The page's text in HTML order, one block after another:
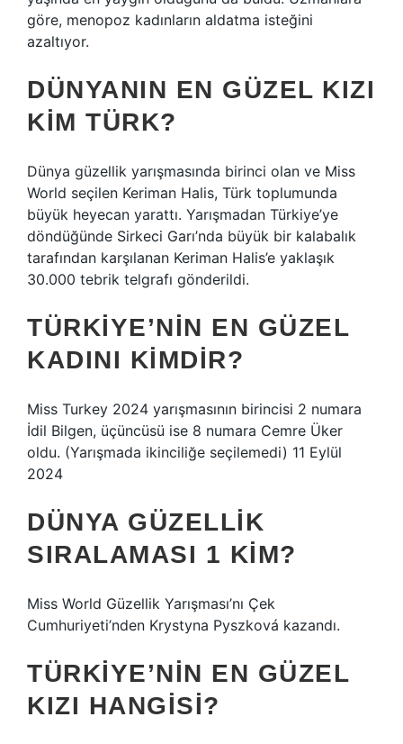
göre, menopoz kadınların aldatma isteğini
azaltıyor.
DÜNYANIN EN GÜZEL KIZI
KIM TÜRK?
Dünya güzellik yarışmasında birinci olan ve Miss
World seçilen Keriman Halis, Türk toplumunda
büyük heyecan yarattı. Yarışmadan Türkiye’ye
döndüğünde Sirkeci Garı’nda büyük bir kalabalık
tarafından karşılanan Keriman Halis’e yaklaşık
30.000 tebrik telgrafı gönderildi.
TÜRKIYE’NIN EN GÜZEL
KADINI KIMDIR?
Miss Turkey 2024 yarışmasının birincisi 2 numara
İdil Bilgen, üçüncüsü ise 8 numara Cemre Üker
oldu. (Yarışmada ikinciliğe seçilemedi) 11 Eylül
2024
DÜNYA GÜZELLIK
SIRALAMASI 1 KIM?
Miss World Güzellik Yarışması’nı Çek
Cumhuriyeti’nden Krystyna Pyszková kazandı.
TÜRKIYE’NIN EN GÜZEL
KIZI HANGISI?